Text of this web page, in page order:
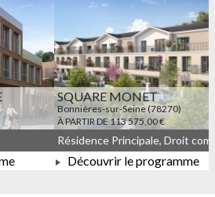
SQUARE MONET
Bonnières-sur-Seine (78270)
À PARTIR DE 113 575,00 €
Découvrir le programme